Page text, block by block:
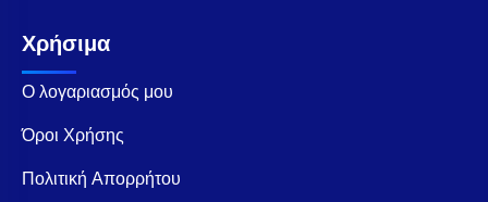
Χρήσιμα
Ο λογαριασμός μου
Όροι Χρήσης
Πολιτική Απορρήτου